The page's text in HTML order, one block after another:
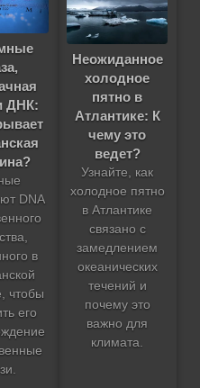
ДНК:
DNA
в
чтобы
его
Неожиданное
холодное
пятно в
Атлантике: К
чему это
ведет?
Узнайте, как
холодное пятно
в Атлантике
связано с
замедлением
океанических
течений и
почему это
важно для
климата.